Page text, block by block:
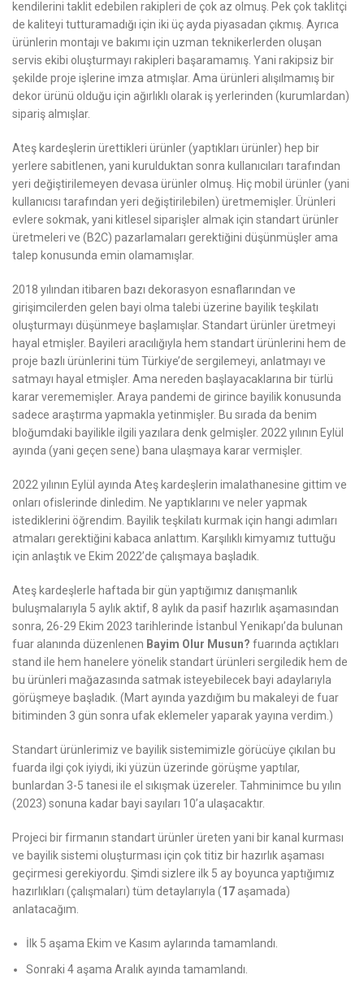
kendilerini taklit edebilen rakipleri de çok az olmuş. Pek çok taklitçi
de kaliteyi tutturamadığı için iki üç ayda piyasadan çıkmış. Ayrıca
ürünlerin montajı ve bakımı için uzman teknikerlerden oluşan
servis ekibi oluşturmayı rakipleri başaramamış. Yani rakipsiz bir
şekilde proje işlerine imza atmışlar. Ama ürünleri alışılmamış bir
dekor ürünü olduğu için ağırlıklı olarak iş yerlerinden (kurumlardan)
sipariş almışlar.
Ateş kardeşlerin ürettikleri ürünler (yaptıkları ürünler) hep bir
yerlere sabitlenen, yani kurulduktan sonra kullanıcıları tarafından
yeri değiştirilemeyen devasa ürünler olmuş. Hiç mobil ürünler (yani
kullanıcısı tarafından yeri değiştirilebilen) üretmemişler. Ürünleri
evlere sokmak, yani kitlesel siparişler almak için standart ürünler
üretmeleri ve (B2C) pazarlamaları gerektiğini düşünmüşler ama
talep konusunda emin olamamışlar.
2018 yılından itibaren bazı dekorasyon esnaflarından ve
girişimcilerden gelen bayi olma talebi üzerine bayilik teşkilatı
oluşturmayı düşünmeye başlamışlar. Standart ürünler üretmeyi
hayal etmişler. Bayileri aracılığıyla hem standart ürünlerini hem de
proje bazlı ürünlerini tüm Türkiye’de sergilemeyi, anlatmayı ve
satmayı hayal etmişler. Ama nereden başlayacaklarına bir türlü
karar verememişler. Araya pandemi de girince bayilik konusunda
sadece araştırma yapmakla yetinmişler. Bu sırada da benim
bloğumdaki bayilikle ilgili yazılara denk gelmişler. 2022 yılının Eylül
ayında (yani geçen sene) bana ulaşmaya karar vermişler.
2022 yılının Eylül ayında Ateş kardeşlerin imalathanesine gittim ve
onları ofislerinde dinledim. Ne yaptıklarını ve neler yapmak
istediklerini öğrendim. Bayilik teşkilatı kurmak için hangi adımları
atmaları gerektiğini kabaca anlattım. Karşılıklı kimyamız tuttuğu
için anlaştık ve Ekim 2022’de çalışmaya başladık.
Ateş kardeşlerle haftada bir gün yaptığımız danışmanlık
buluşmalarıyla 5 aylık aktif, 8 aylık da pasif hazırlık aşamasından
sonra, 26-29 Ekim 2023 tarihlerinde İstanbul Yenikapı’da bulunan
fuar alanında düzenlenen Bayim Olur Musun? fuarında açtıkları
stand ile hem hanelere yönelik standart ürünleri sergiledik hem de
bu ürünleri mağazasında satmak isteyebilecek bayi adaylarıyla
görüşmeye başladık. (Mart ayında yazdığım bu makaleyi de fuar
bitiminden 3 gün sonra ufak eklemeler yaparak yayına verdim.)
Standart ürünlerimiz ve bayilik sistemimizle görücüye çıkılan bu
fuarda ilgi çok iyiydi, iki yüzün üzerinde görüşme yaptılar,
bunlardan 3-5 tanesi ile el sıkışmak üzereler. Tahminimce bu yılın
(2023) sonuna kadar bayi sayıları 10’a ulaşacaktır.
Projeci bir firmanın standart ürünler üreten yani bir kanal kurması
ve bayilik sistemi oluşturması için çok titiz bir hazırlık aşaması
geçirmesi gerekiyordu. Şimdi sizlere ilk 5 ay boyunca yaptığımız
hazırlıkları (çalışmaları) tüm detaylarıyla (17 aşamada)
anlatacağım.
İlk 5 aşama Ekim ve Kasım aylarında tamamlandı.
Sonraki 4 aşama Aralık ayında tamamlandı.